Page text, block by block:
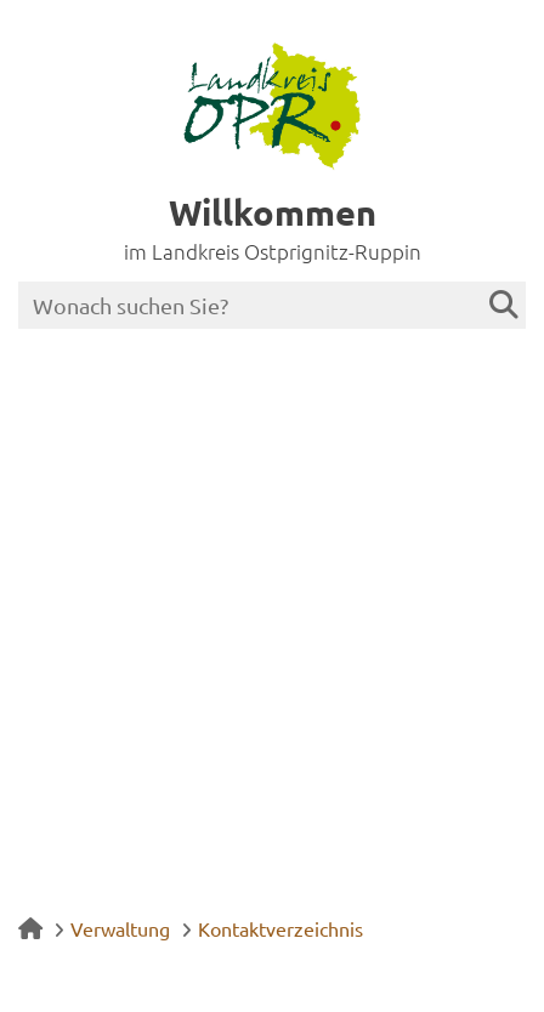
Willkommen
im Landkreis Ostprignitz-Ruppin
Verwaltung Kontaktverzeichnis